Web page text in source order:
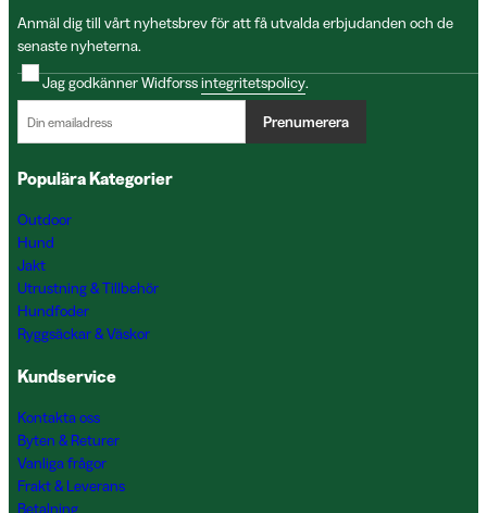
Anmäl dig till vårt nyhetsbrev för att få utvalda erbjudanden och de
senaste nyheterna.
Jag godkänner Widforssintegritetspolicy.
Prenumerera
Populära Kategorier
Outdoor
Hund
Jakt
Utrustning & Tillbehör
Hundfoder
Ryggsäckar & Väskor
Kundservice
Kontakta oss
Byten & Returer
Vanliga frågor
Frakt & Leverans
Betalning